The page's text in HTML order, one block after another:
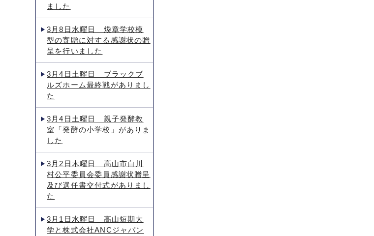
ました
3月8日水曜日 煥章学校模
型の寄贈に対する感謝状の贈
呈を行いました
3月4日土曜日 ブラックブ
ルズホーム最終戦がありまし
た
3月4日土曜日 親子発酵教
室「発酵の小学校」がありま
した
3月2日木曜日 高山市白川
村公平委員会委員感謝状贈呈
及び選任書交付式がありまし
た
3月1日水曜日 高山短期大
学と株式会社ANCジャパン